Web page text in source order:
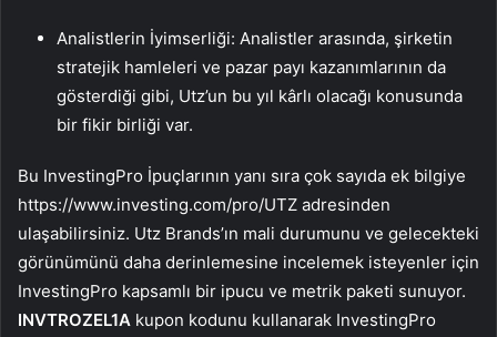
Analistlerin İyimserliği: Analistler arasında, şirketin
stratejik hamleleri ve pazar payı kazanımlarının da
gösterdiği gibi, Utz’un bu yıl kârlı olacağı konusunda
bir fikir birliği var.
Bu InvestingPro İpuçlarının yanı sıra çok sayıda ek bilgiye
https://www.investing.com/pro/UTZ adresinden
ulaşabilirsiniz. Utz Brands’ın mali durumunu ve gelecekteki
görünümünü daha derinlemesine incelemek isteyenler için
InvestingPro kapsamlı bir ipucu ve metrik paketi sunuyor.
INVTROZEL1A kupon kodunu kullanarak InvestingPro